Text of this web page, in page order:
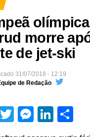
morre
de jet-ski
31/07/2018 - 12:19
de Redação
Facebook
Twitter